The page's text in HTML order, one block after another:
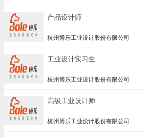
产品设计师
杭州博乐工业设计股份有限公司
工业设计实习生
杭州博乐工业设计股份有限公司
高级工业设计师
杭州博乐工业设计股份有限公司